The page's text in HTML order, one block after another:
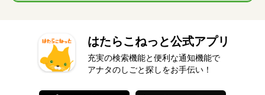
はたらこねっと公式アプリ
充実の検索機能と便利な通知機能で
アナタのしごと探しをお手伝い！